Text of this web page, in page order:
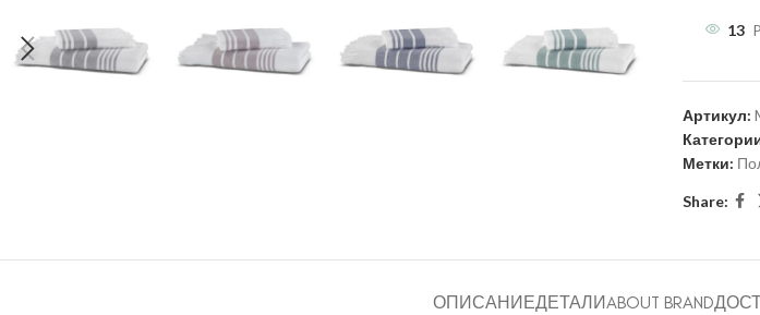
13
Артикул:
Метки:
Share:
ОПИСАНИЕДЕТАЛИABOUT BRAND